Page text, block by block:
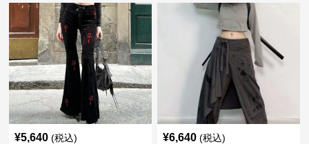
¥5,640 (税込) ¥6,640 (税込)